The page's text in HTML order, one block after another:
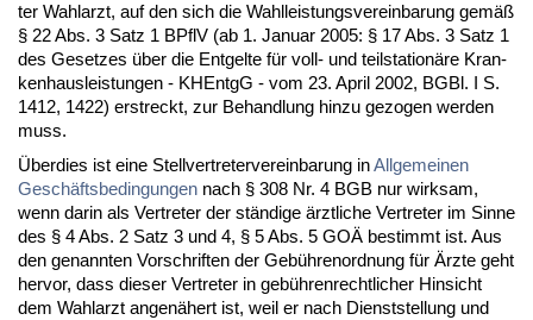
ter Wahl­arzt, auf den sich die Wahl­leis­tungs­ver­ein­ba­rung gemäß
§ 22 Abs. 3 Satz 1 BPflV (ab 1. Ja­nu­ar 2005: § 17 Abs. 3 Satz 1
des Ge­set­zes über die Ent­gel­te für voll- und teil­sta­ti­onäre Kran­
ken­haus­leis­tun­gen - KHEntgG - vom 23. April 2002, BGBl. I S.
1412, 1422) er­streckt, zur Be­hand­lung hin­zu ge­zo­gen wer­den
muss.
Über­dies ist ei­ne Stell­ver­tre­ter­ver­ein­ba­rung inAll­ge­mei­nen
Geschäfts­be­din­gun­gen nach § 308 Nr. 4 BGB nur wirk­sam,
wenn dar­in als Ver­tre­ter der ständi­ge ärzt­li­che Ver­tre­ter im Sin­ne
des § 4 Abs. 2 Satz 3 und 4, § 5 Abs. 5 GOÄ be­stimmt ist. Aus
den ge­nann­ten Vor­schrif­ten der Gebühren­ord­nung für Ärz­te geht
her­vor, dass die­ser Ver­tre­ter in gebühren­recht­li­cher Hin­sicht
dem Wahl­arzt an­genähert ist, weil er nach Dienst­stel­lung und